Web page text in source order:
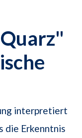
interpretiert
die Erkenntnis